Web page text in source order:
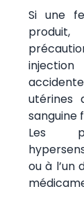
Si une
utérines
sanguine
Les
ou à l’un